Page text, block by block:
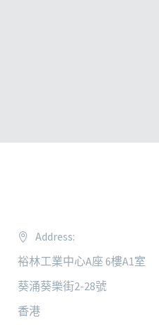
Address:
裕林工業中心A座 6樓A1室
葵涌葵樂街2-28號
香港